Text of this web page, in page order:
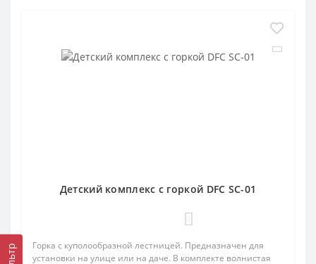
Детский комплекс с горкой DFC SC-01
Горка с куполообразной лестницей. Предназначен для
установки на улице или на даче. В комплекте волнистая